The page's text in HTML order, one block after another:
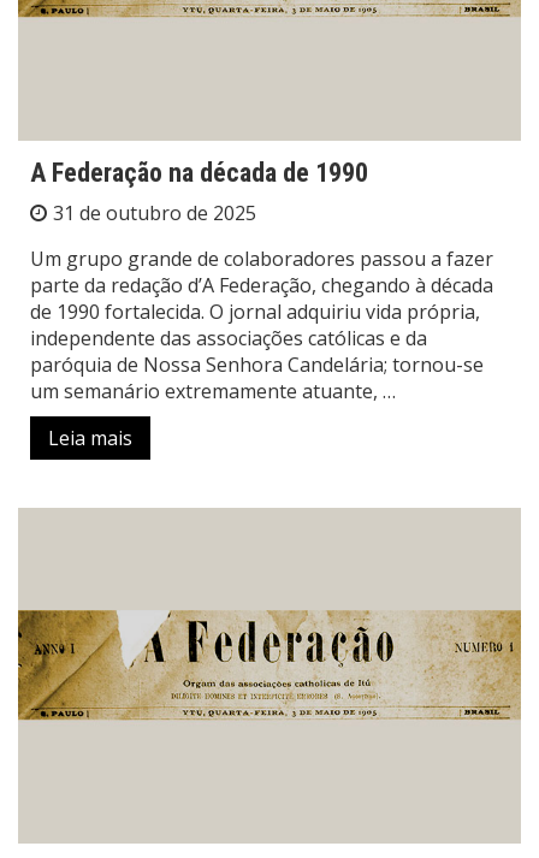
A Federação na década de 1990
31 de outubro de 2025
Um grupo grande de colaboradores passou a fazer
parte da redação d’A Federação, chegando à década
de 1990 fortalecida. O jornal adquiriu vida própria,
independente das associações católicas e da
paróquia de Nossa Senhora Candelária; tornou-se
um semanário extremamente atuante, …
Leia mais